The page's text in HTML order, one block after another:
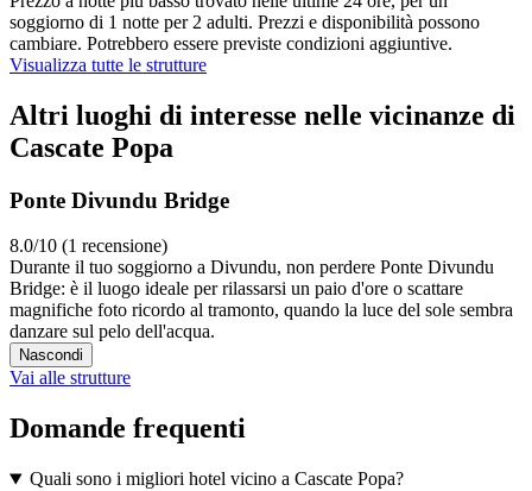
soggiorno di 1 notte per 2 adulti. Prezzi e disponibilità possono
cambiare. Potrebbero essere previste condizioni aggiuntive.
Visualizza tutte le strutture
Altri luoghi di interesse nelle vicinanze di
Cascate Popa
Ponte Divundu Bridge
8.0/10 (1 recensione)
Durante il tuo soggiorno a Divundu, non perdere Ponte Divundu
Bridge: è il luogo ideale per rilassarsi un paio d'ore o scattare
magnifiche foto ricordo al tramonto, quando la luce del sole sembra
danzare sul pelo dell'acqua.
Nascondi
Vai alle strutture
Domande frequenti
Quali sono i migliori hotel vicino a Cascate Popa?